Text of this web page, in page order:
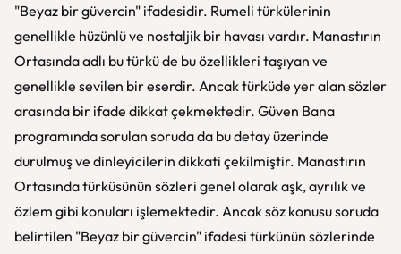
"Beyaz bir güvercin" ifadesidir. Rumeli türkülerinin
genellikle hüzünlü ve nostaljik bir havası vardır. Manastırın
Ortasında adlı bu türkü de bu özellikleri taşıyan ve
genellikle sevilen bir eserdir. Ancak türküde yer alan sözler
arasında bir ifade dikkat çekmektedir. Güven Bana
programında sorulan soruda da bu detay üzerinde
durulmuş ve dinleyicilerin dikkati çekilmiştir. Manastırın
Ortasında türküsünün sözleri genel olarak aşk, ayrılık ve
özlem gibi konuları işlemektedir. Ancak söz konusu soruda
belirtilen "Beyaz bir güvercin" ifadesi türkünün sözlerinde